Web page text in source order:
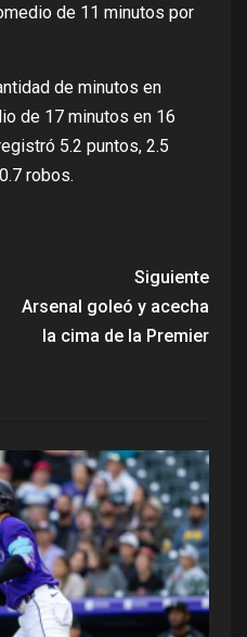
de 11 minutos por
de minutos en
de 17 minutos en 16
5.2 puntos, 2.5
robos.
Siguiente
Arsenal goleó y acecha
la cima de la Premier